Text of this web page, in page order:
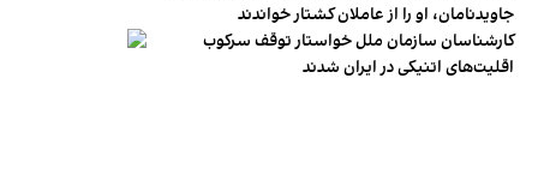
جاویدنامان، او را از عاملان کشتار خواندند
کارشناسان سازمان ملل خواستار توقف سرکوب
اقلیت‌های اتنیکی در ایران شدند